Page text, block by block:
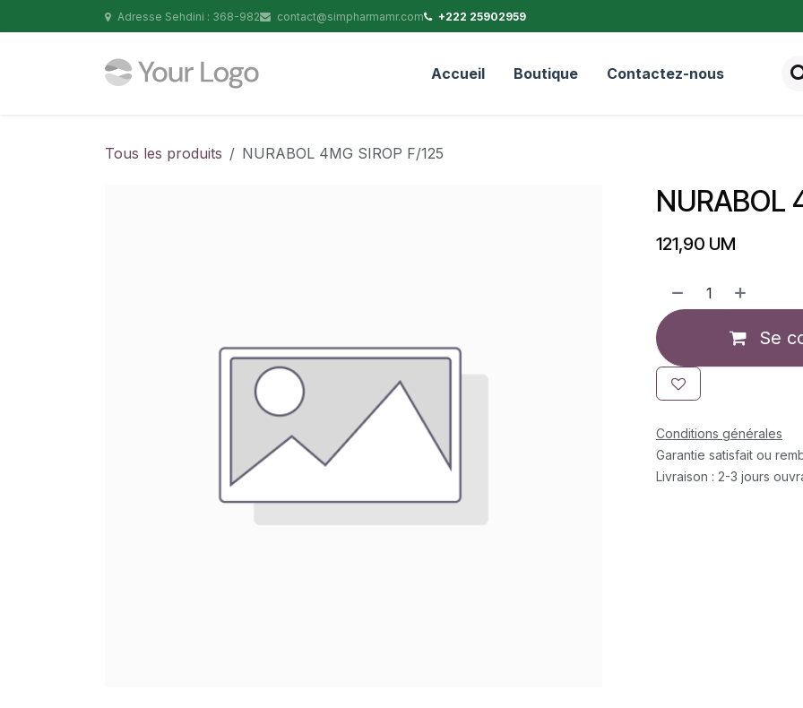
Se rendre au contenuAdresse Sehdini : 368-982 contact@simpharmamr.com +222 25902959
Accueil Boutique Contactez-nous
Tous les produits NURABOL 4MG SIROP F/125
NURABOL
121,90 UM
Se
Conditions générales
Garantie satisfait ou
Livraison : 2-3 jours